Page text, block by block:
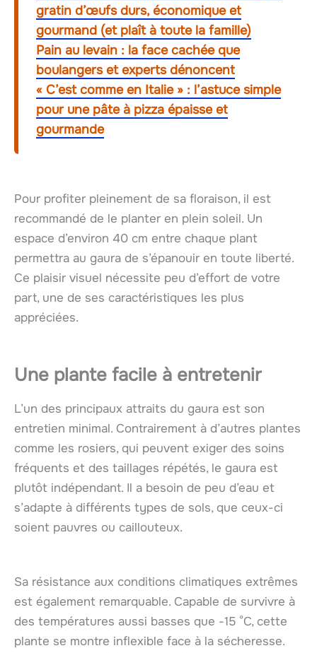
gratin d’œufs durs, économique et
gourmand (et plaît à toute la famille)
Pain au levain : la face cachée que
boulangers et experts dénoncent
« C’est comme en Italie » : l’astuce simple
pour une pâte à pizza épaisse et
gourmande
Pour profiter pleinement de sa floraison, il est
recommandé de le planter en plein soleil. Un
espace d’environ 40 cm entre chaque plant
permettra au gaura de s’épanouir en toute liberté.
Ce plaisir visuel nécessite peu d’effort de votre
part, une de ses caractéristiques les plus
appréciées.
Une plante facile à entretenir
L’un des principaux attraits du gaura est son
entretien minimal. Contrairement à d’autres plantes
comme les rosiers, qui peuvent exiger des soins
fréquents et des taillages répétés, le gaura est
plutôt indépendant. Il a besoin de peu d’eau et
s’adapte à différents types de sols, que ceux-ci
soient pauvres ou caillouteux.
Sa résistance aux conditions climatiques extrêmes
est également remarquable. Capable de survivre à
des températures aussi basses que -15 °C, cette
plante se montre inflexible face à la sécheresse.